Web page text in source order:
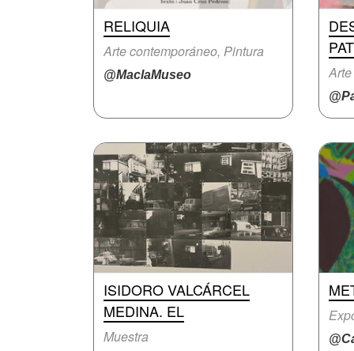
RELIQUIA
Arte contemporáneo, Pintura
@MaclaMuseo
ISIDORO VALCÁRCEL
MEDINA. EL
Muestra